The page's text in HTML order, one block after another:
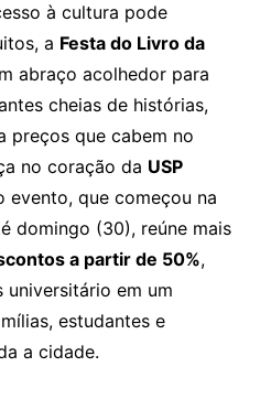
à cultura pode
a Festa do Livro da
abraço acolhedor para
cheias de histórias,
preços que cabem no
no coração da USP
evento, que começou na
domingo (30), reúne mais
a partir de 50%,
em um
estudantes e
a cidade.